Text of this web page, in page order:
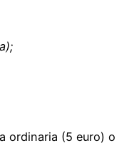
ordinaria (5 euro) o